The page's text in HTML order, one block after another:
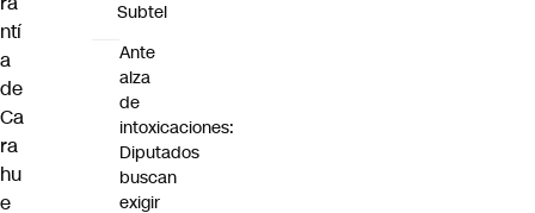
ntí
a
de
Ca
ra
hu
e
Subtel
Ante
alza
de
intoxicaciones:
Diputados
buscan
exigir